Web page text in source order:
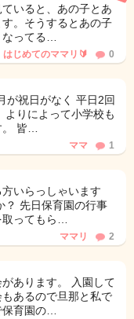
いると、あの子とあ
。そうするとあの子
ってる…
はじめてのママリ🔰 0
が祝日がなく 平日2回
よりによって小学校も
皆…
ママ 1
いらっしゃいます
？ 先日保育園の行事
ってもら…
ママリ 2
あります。 入園して
あるので旦那と私で
育園の…